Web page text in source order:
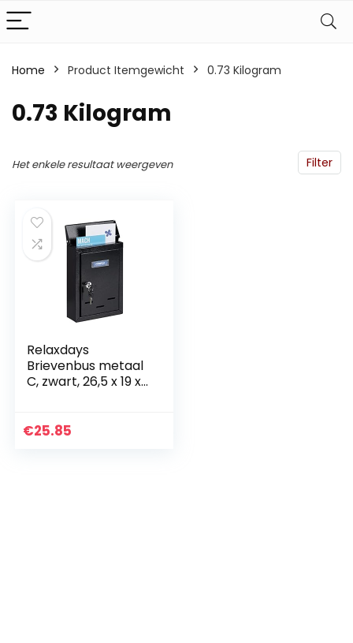
Home Product Itemgewicht ‎0.73 Kilogram
‎0.73 Kilogram
Filter
Het enkele resultaat weergeven
Relaxdays
Brievenbus metaal
C, zwart, 26,5 x 19 x
€25.85